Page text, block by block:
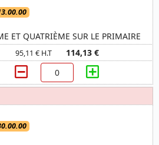
ET QUATRIÈME SUR LE PRIMAIRE
95,11 € H.T 114,13 €